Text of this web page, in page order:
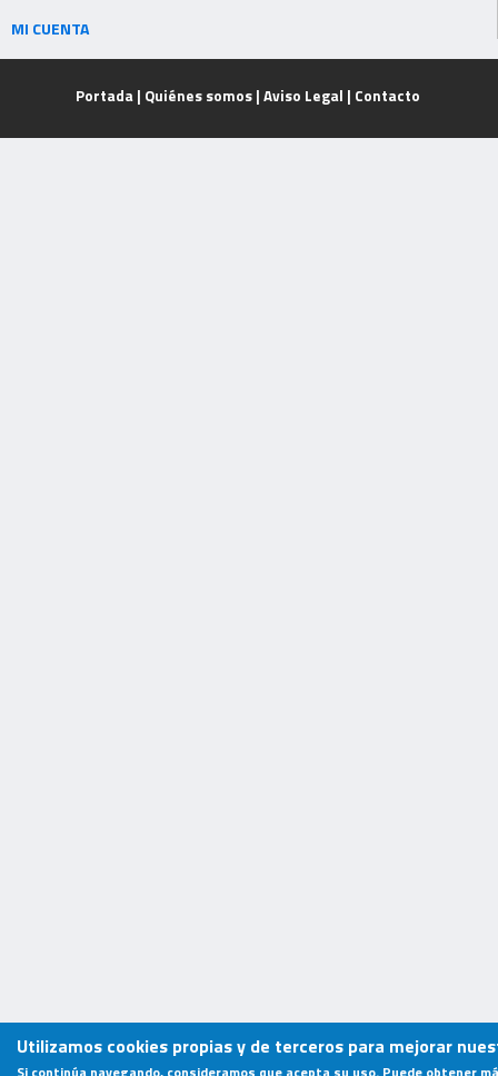
MI CUENTA
Portada | Quiénes somos| Aviso Legal | Contacto
Utilizamos cookies propias y de terceros para mejorar